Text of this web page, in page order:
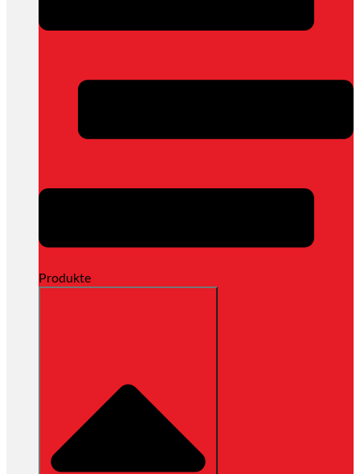
Produkte